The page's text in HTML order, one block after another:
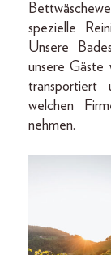
spezielle
Unsere
unsere
transportiert
welchen
nehmen.